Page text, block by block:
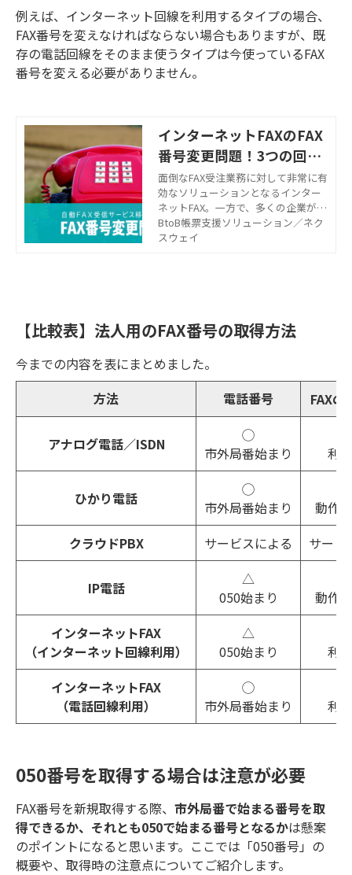
例えば、インターネット回線を利用するタイプの場合、
FAX番号を変えなければならない場合もありますが、既
存の電話回線をそのまま使うタイプは今使っているFAX
番号を変える必要がありません。
インターネットFAXのFAX
番号変更問題！3つの回避
策もご紹介
面倒なFAX受注業務に対して非常に有
効なソリューションとなるインター
ネットFAX。一方で、多くの企業が直
面しているのが、「今使っているFAX
番号が変更されてしまう」という問
BtoB帳票支援ソリューション／ネク
スウェイ
【比較表】法人用のFAX番号の取得方法
今までの内容を表にまとめました。
方法
電話番号 FAXの
アナログ電話／ISDN
◯
市外局番始まり
利
ひかり電話
◯
市外局番始まり
動作
クラウドPBX
サービスによる サービ
IP電話
△
050始まり
動作
インターネットFAX
（インターネット回線利用）
△
050始まり
利
インターネットFAX
（電話回線利用）
◯
市外局番始まり
利
050番号を取得する場合は注意が必要
FAX番号を新規取得する際、 市外局番で始まる番号を取
得できるか、それとも050で始まる番号となるかは懸案
のポイントになると思います。ここでは「050番号」の
概要や、取得時の注意点についてご紹介します。